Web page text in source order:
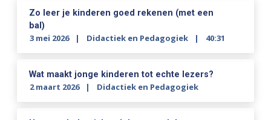
Zo leer je kinderen goed rekenen (met een
bal)
3 mei 2026 Didactiek en Pedagogiek 40:31
Wat maakt jonge kinderen tot echte lezers?
2 maart 2026 Didactiek en Pedagogiek